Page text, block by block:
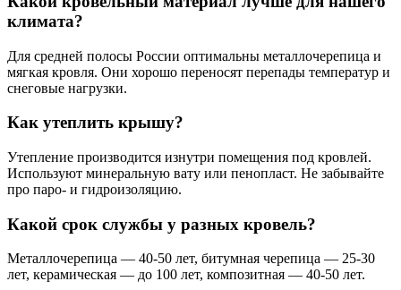
климата?
Для средней полосы России оптимальны металлочерепица и
мягкая кровля. Они хорошо переносят перепады температур и
снеговые нагрузки.
Как утеплить крышу?
Утепление производится изнутри помещения под кровлей.
Используют минеральную вату или пенопласт. Не забывайте
про паро- и гидроизоляцию.
Какой срок службы у разных кровель?
Металлочерепица — 40-50 лет, битумная черепица — 25-30
лет, керамическая — до 100 лет, композитная — 40-50 лет.